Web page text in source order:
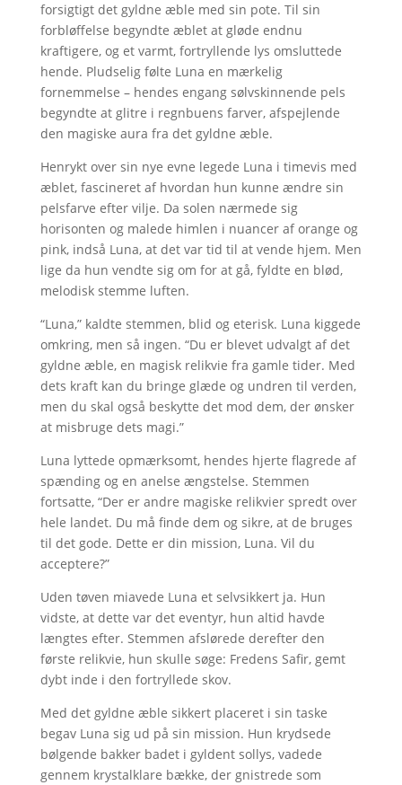
forsigtigt det gyldne æble med sin pote. Til sin
forbløffelse begyndte æblet at gløde endnu
kraftigere, og et varmt, fortryllende lys omsluttede
hende. Pludselig følte Luna en mærkelig
fornemmelse – hendes engang sølvskinnende pels
begyndte at glitre i regnbuens farver, afspejlende
den magiske aura fra det gyldne æble.
Henrykt over sin nye evne legede Luna i timevis med
æblet, fascineret af hvordan hun kunne ændre sin
pelsfarve efter vilje. Da solen nærmede sig
horisonten og malede himlen i nuancer af orange og
pink, indså Luna, at det var tid til at vende hjem. Men
lige da hun vendte sig om for at gå, fyldte en blød,
melodisk stemme luften.
“Luna,” kaldte stemmen, blid og eterisk. Luna kiggede
omkring, men så ingen. “Du er blevet udvalgt af det
gyldne æble, en magisk relikvie fra gamle tider. Med
dets kraft kan du bringe glæde og undren til verden,
men du skal også beskytte det mod dem, der ønsker
at misbruge dets magi.”
Luna lyttede opmærksomt, hendes hjerte flagrede af
spænding og en anelse ængstelse. Stemmen
fortsatte, “Der er andre magiske relikvier spredt over
hele landet. Du må finde dem og sikre, at de bruges
til det gode. Dette er din mission, Luna. Vil du
acceptere?”
Uden tøven miavede Luna et selvsikkert ja. Hun
vidste, at dette var det eventyr, hun altid havde
længtes efter. Stemmen afslørede derefter den
første relikvie, hun skulle søge: Fredens Safir, gemt
dybt inde i den fortryllede skov.
Med det gyldne æble sikkert placeret i sin taske
begav Luna sig ud på sin mission. Hun krydsede
bølgende bakker badet i gyldent sollys, vadede
gennem krystalklare bække, der gnistrede som